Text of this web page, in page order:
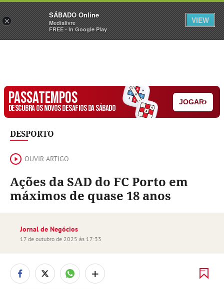
Sábado Assine Iniciar Sessão
PASSATEMPOS
DESCUBRA OS NOVOS DESAFIOS DA SÁBADO
JOGAR›
DESPORTO
OUVIR ARTIGO
Ações da SAD do FC Porto em
máximos de quase 18 anos
Jornal de Negócios
17 de outubro de 2025 às 17:33
+
×
SÁBADO Online
Medialivre
FREE - In Google Play
VIEW